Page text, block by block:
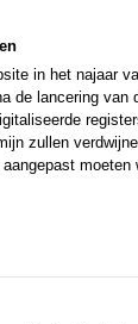
in het najaar
lancering
zullen